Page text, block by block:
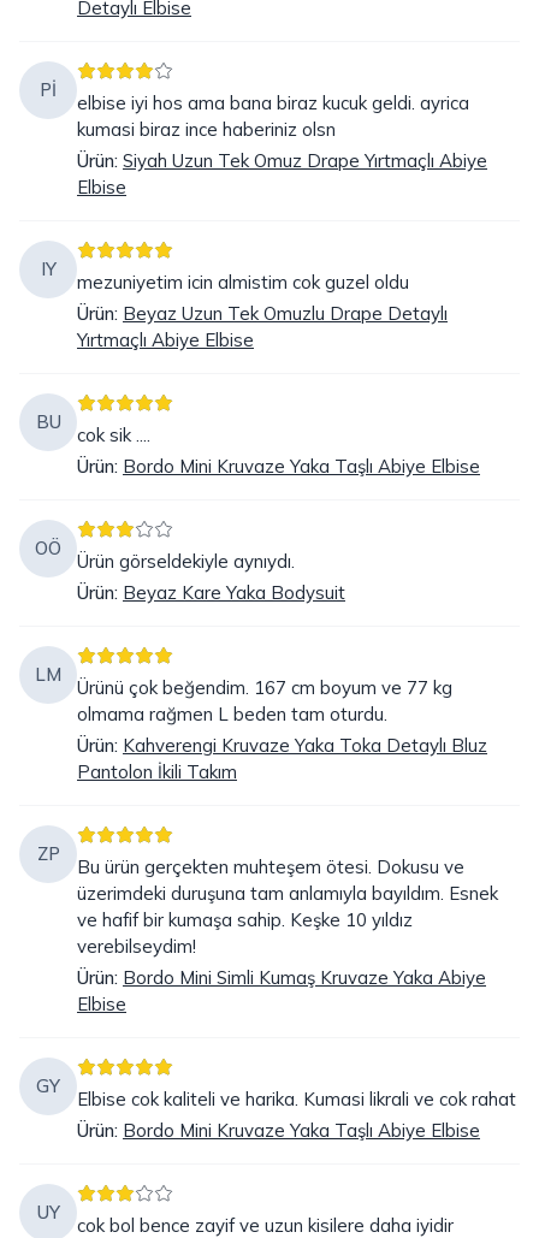
Detaylı Elbise
Pİ
elbise iyi hos ama bana biraz kucuk geldi. ayrica
kumasi biraz ince haberiniz olsn
Ürün: Siyah Uzun Tek Omuz Drape Yırtmaçlı Abiye
Elbise
IY
mezuniyetim icin almistim cok guzel oldu
Ürün: Beyaz Uzun Tek Omuzlu Drape Detaylı
Yırtmaçlı Abiye Elbise
BU
cok sik ....
Ürün: Bordo Mini Kruvaze Yaka Taşlı Abiye Elbise
OÖ
Ürün görseldekiyle aynıydı.
Ürün: Beyaz Kare Yaka Bodysuit
LM
Ürünü çok beğendim. 167 cm boyum ve 77 kg
olmama rağmen L beden tam oturdu.
Ürün: Kahverengi Kruvaze Yaka Toka Detaylı Bluz
Pantolon İkili Takım
ZP
Bu ürün gerçekten muhteşem ötesi. Dokusu ve
üzerimdeki duruşuna tam anlamıyla bayıldım. Esnek
ve hafif bir kumaşa sahip. Keşke 10 yıldız
verebilseydim!
Ürün: Bordo Mini Simli Kumaş Kruvaze Yaka Abiye
Elbise
GY
Elbise cok kaliteli ve harika. Kumasi likrali ve cok rahat
Ürün: Bordo Mini Kruvaze Yaka Taşlı Abiye Elbise
UY
cok bol bence zayif ve uzun kisilere daha iyidir